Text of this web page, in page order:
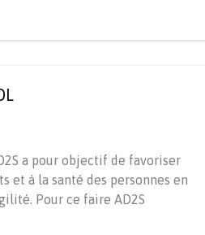
a pour objectif de favoriser
et à la santé des personnes en
Pour ce faire AD2S